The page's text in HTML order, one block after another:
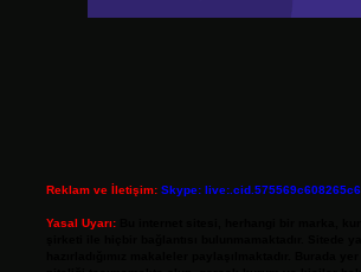
Reklam ve İletişim: Skype:
Yasal Uyarı: